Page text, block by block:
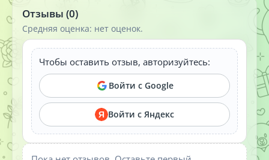
Отзывы (0)
Средняя оценка: нет оценок.
Чтобы оставить отзыв, авторизуйтесь:
Войти с Google
Я Войти с Яндекс